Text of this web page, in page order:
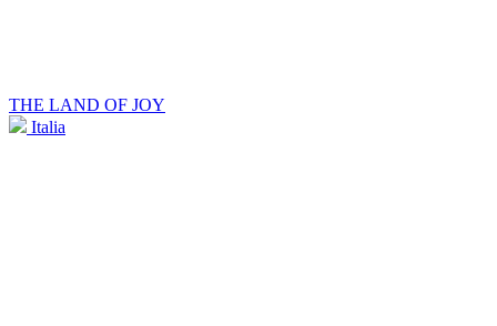
THE LAND OF JOY
Italia